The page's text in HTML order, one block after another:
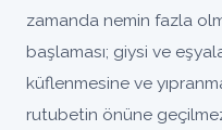
zamanda nemin fazla
başlaması; giysi ve
küflenmesine ve
rutubetin önüne